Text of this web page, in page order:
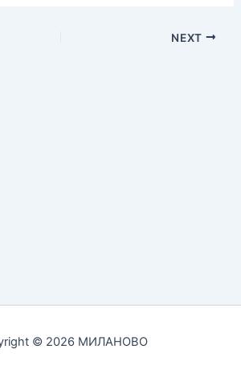
NEXT
© 2026 МИЛАНОВО